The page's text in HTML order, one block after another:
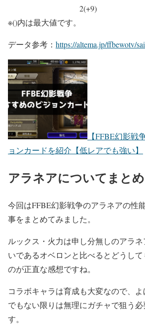
2(+9)
※()内は最大値です。
データ参考： https://altema.jp/ffbewotv/
【FFBE幻影戦
ョンカードを紹介【低レアでも強い】
アラネアについてまとめ
今回はFFBE幻影戦争のアラネアの性
事をまとめてみました。
ルックス・火力は申し分無しのアラ
いであるオベロンと比べるとどうし
のが正直な感想ですね。
コラボキャラは育成も大変なので、
でもない限りは無理にガチャで狙う必
す。